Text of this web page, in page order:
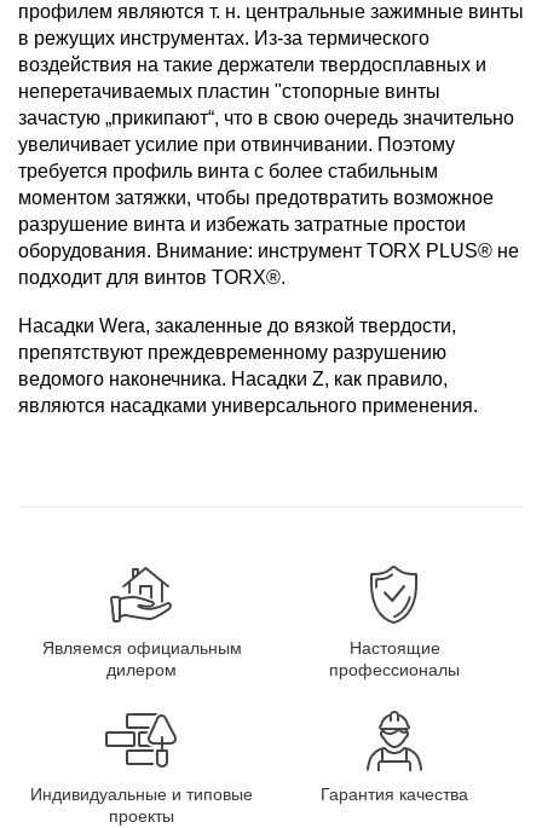
профилем являются т. н. центральные зажимные винты
в режущих инструментах. Из-за термического
воздействия на такие держатели твердосплавных и
неперетачиваемых пластин "стопорные винты
зачастую „прикипают“, что в свою очередь значительно
увеличивает усилие при отвинчивании. Поэтому
требуется профиль винта с более стабильным
моментом затяжки, чтобы предотвратить возможное
разрушение винта и избежать затратные простои
оборудования. Внимание: инструмент TORX PLUS® не
подходит для винтов TORX®.
Насадки Wera, закаленные до вязкой твердости,
препятствуют преждевременному разрушению
ведомого наконечника. Насадки Z, как правило,
являются насадками универсального применения.
Являемся официальным
дилером
Настоящие
профессионалы
Индивидуальные и типовые
проекты
Гарантия качества